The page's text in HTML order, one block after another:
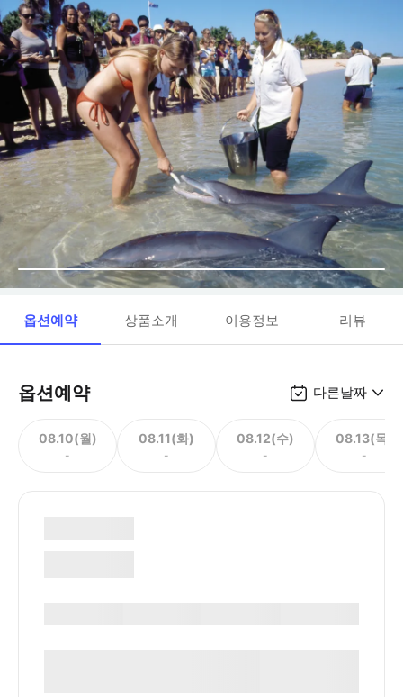
옵션예약 상품소개 이용정보 리뷰
옵션예약 다른날짜
08.10(월)
-
08.11(화)
-
08.12(수)
-
08.13(목)
-